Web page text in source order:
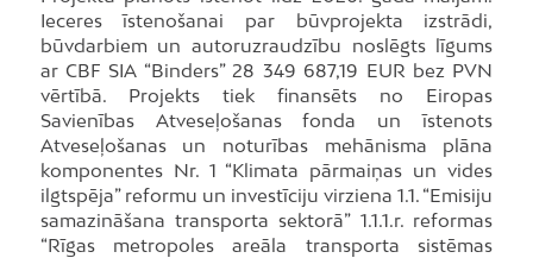
Ieceres īstenošanai par būvprojekta izstrādi,
būvdarbiem un autoruzraudzību noslēgts līgums
ar CBF SIA “Binders” 28 349 687,19 EUR bez PVN
vērtībā. Projekts tiek finansēts no Eiropas
Savienības Atveseļošanas fonda un īstenots
Atveseļošanas un noturības mehānisma plāna
komponentes Nr. 1 “Klimata pārmaiņas un vides
ilgtspēja” reformu un investīciju virziena 1.1. “Emisiju
samazināšana transporta sektorā” 1.1.1.r. reformas
“Rīgas metropoles areāla transporta sistēmas